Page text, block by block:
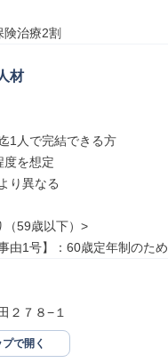
険治療2割
材
1人で完結できる方
を想定
り異なる
（59歳以下）>
由1号】：60歳定年制のため
２７８−１
で開く